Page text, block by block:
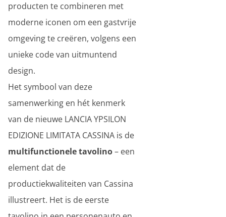
producten te combineren met
moderne iconen om een gastvrije
omgeving te creëren, volgens een
unieke code van uitmuntend
design.
Het symbool van deze
samenwerking en hét kenmerk
van de nieuwe LANCIA YPSILON
EDIZIONE LIMITATA CASSINA is de
multifunctionele tavolino– een
element dat de
productiekwaliteiten van Cassina
illustreert. Het is de eerste